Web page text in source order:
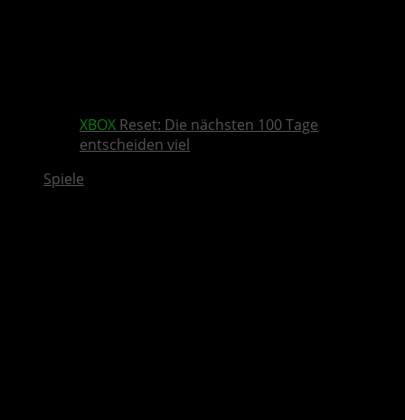
XBOX Reset: Die nächsten 100 Tage
entscheiden viel
Spiele